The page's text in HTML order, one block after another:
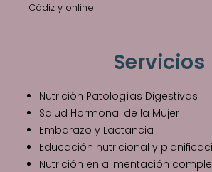
Cádiz y online
Servicios
Nutrición Patologías Digestivas
Salud Hormonal de la Mujer
Embarazo y Lactancia
Educación nutricional y
Nutrición en alimentación